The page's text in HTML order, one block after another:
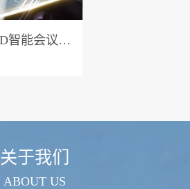
RFID智能会议签到系统
关于我们
ABOUT US